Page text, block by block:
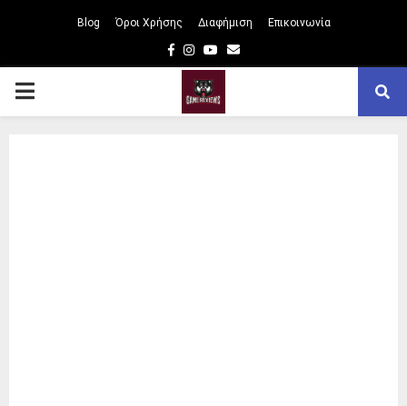
Blog Όροι Χρήσης Διαφήμιση Επικοινωνία
Facebook
Instagram
Youtube
Email
PRIMARY